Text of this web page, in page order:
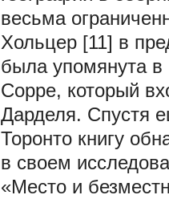
весьма
Хольцер [11] в
была упомянута в
Сорре, который
Дарделя. Спустя
Торонто книгу
в своем
«Место и